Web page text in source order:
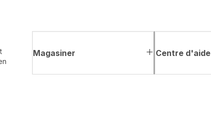
Magasiner Centre d'aide